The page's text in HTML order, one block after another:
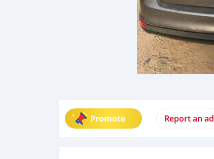
Promote Report an ad